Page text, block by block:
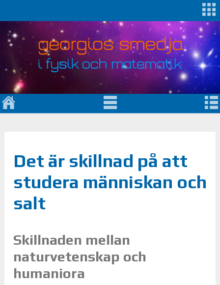
Det är skillnad på att
studera människan och
salt
Skillnaden mellan
naturvetenskap och
humaniora